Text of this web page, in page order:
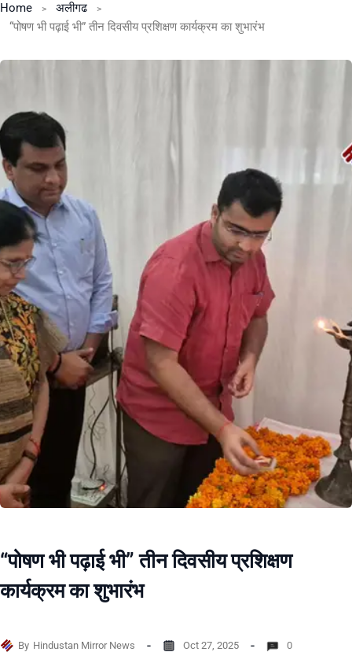
Home
अलीगढ
“पोषण भी पढ़ाई भी” तीन दिवसीय प्रशिक्षण कार्यक्रम का शुभारंभ
“पोषण भी पढ़ाई भी” तीन दिवसीय प्रशिक्षण
कार्यक्रम का शुभारंभ
By Hindustan Mirror News Oct 27, 2025 0